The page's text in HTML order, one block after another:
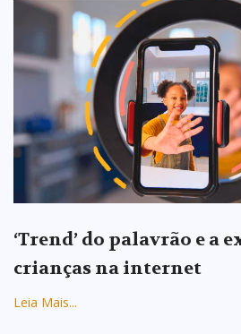
‘Trend’ do palavrão e a
crianças na internet
Leia Mais...